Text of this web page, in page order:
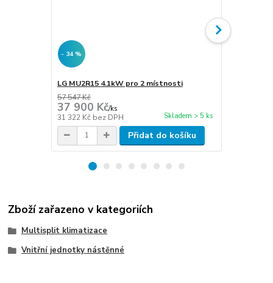
- 34 %
LG MU2R15 4.1kW pro 2 místnosti
57 547 Kč
37 900 Kč/ks
31 322 Kč bez DPH Skladem > 5 ks
Přidat do košíku
Zboží zařazeno v kategoriích
Multisplit klimatizace
Vnitřní jednotky nástěnné